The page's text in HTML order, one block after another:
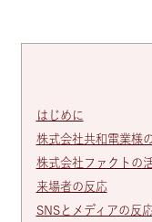
はじめに
株式会社共和電業様
株式会社ファクトの
来場者の反応
SNSとメディアの反